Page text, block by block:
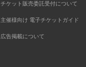
チケット販売委託受付について
主催様向け 電子チケットガイド
広告掲載について